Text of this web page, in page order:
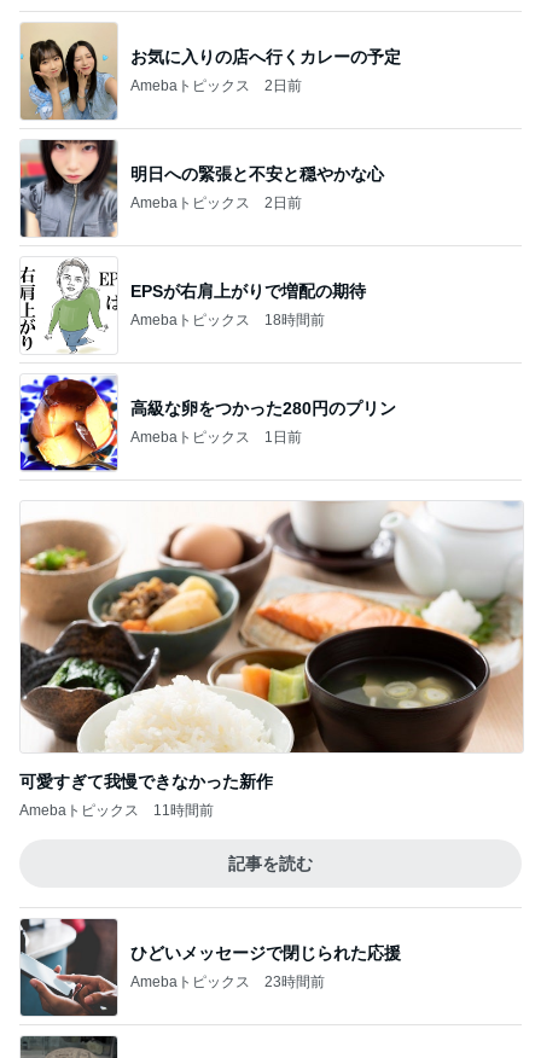
お気に入りの店へ行くカレーの予定
Amebaトピックス 2日前
明日への緊張と不安と穏やかな心
Amebaトピックス 2日前
EPSが右肩上がりで増配の期待
Amebaトピックス 18時間前
高級な卵をつかった280円のプリン
Amebaトピックス 1日前
可愛すぎて我慢できなかった新作
Amebaトピックス 11時間前
記事を読む
ひどいメッセージで閉じられた応援
Amebaトピックス 23時間前